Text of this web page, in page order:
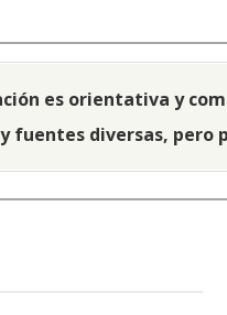
es orientativa y
fuentes diversas, pero